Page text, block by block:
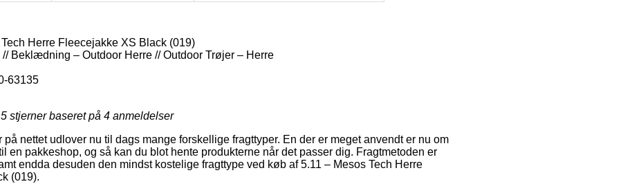
Herre Fleecejakke XS Black (019)
Beklædning – Outdoor Herre // Outdoor Trøjer – Herre
63135
stjerner baseret på 4 anmeldelser
på nettet udlover nu til dags mange forskellige fragttyper. En der er meget anvendt er nu om
en pakkeshop, og så kan du blot hente produkterne når det passer dig. Fragtmetoden er
endda desuden den mindst kostelige fragttype ved køb af 5.11 – Mesos Tech Herre
(019).